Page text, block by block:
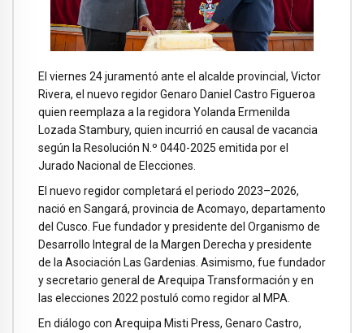
El viernes 24 juramentó ante el alcalde provincial, Victor
Rivera, el nuevo regidor Genaro Daniel Castro Figueroa
quien reemplaza a la regidora Yolanda Ermenilda
Lozada Stambury, quien incurrió en causal de vacancia
según la Resolución N.º 0440-2025 emitida por el
Jurado Nacional de Elecciones.
El nuevo regidor completará el periodo 2023–2026,
nació en Sangará, provincia de Acomayo, departamento
del Cusco. Fue fundador y presidente del Organismo de
Desarrollo Integral de la Margen Derecha y presidente
de la Asociación Las Gardenias. Asimismo, fue fundador
y secretario general de Arequipa Transformación y en
las elecciones 2022 postuló como regidor al MPA.
En diálogo con Arequipa Misti Press, Genaro Castro,